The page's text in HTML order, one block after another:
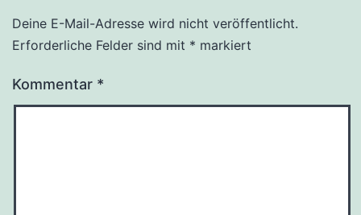
Deine E-Mail-Adresse wird nicht veröffentlicht.
Erforderliche Felder sind mit * markiert
Kommentar *